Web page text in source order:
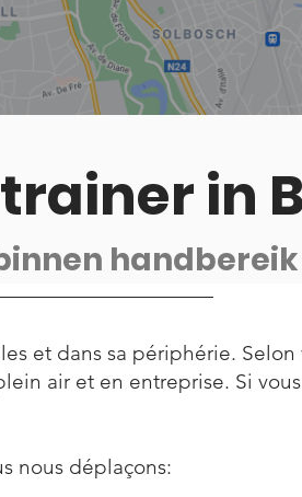
in
handbereik
et dans sa périphérie. Selon
air et en entreprise. Si
nous déplaçons: